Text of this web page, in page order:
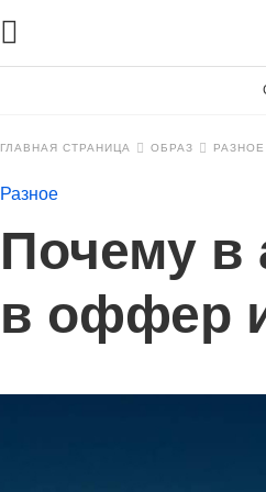
ГЛАВНАЯ СТРАНИЦА ОБРАЗ РАЗНОЕ
Разное
Почему в
в оффер